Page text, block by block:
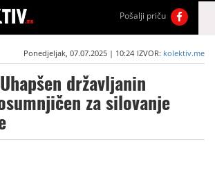
Pošalji priču
Ponedjeljak, 07.07.2025 | 10:24 IZVOR: kolektiv.me
državljanin
za silovanje